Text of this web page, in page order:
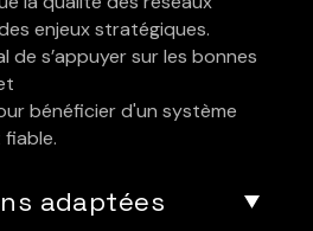
enjeuxstratégiques.
de s’appuyersurlesbonnes
bénéficier d'unsystème
adaptées